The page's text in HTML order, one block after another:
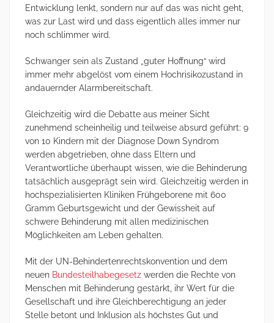
Entwicklung lenkt, sondern nur auf das was nicht geht,
was zur Last wird und dass eigentlich alles immer nur
noch schlimmer wird.
Schwanger sein als Zustand „guter Hoffnung“ wird
immer mehr abgelöst vom einem Hochrisikozustand in
andauernder Alarmbereitschaft.
Gleichzeitig wird die Debatte aus meiner Sicht
zunehmend scheinheilig und teilweise absurd geführt: 9
von 10 Kindern mit der Diagnose Down Syndrom
werden abgetrieben, ohne dass Eltern und
Verantwortliche überhaupt wissen, wie die Behinderung
tatsächlich ausgeprägt sein wird. Gleichzeitig werden in
hochspezialisierten Kliniken Frühgeborene mit 600
Gramm Geburtsgewicht und der Gewissheit auf
schwere Behinderung mit allen medizinischen
Möglichkeiten am Leben gehalten.
Mit der UN-Behindertenrechtskonvention und dem
neuen Bundesteilhabegesetz werden die Rechte von
Menschen mit Behinderung gestärkt, ihr Wert für die
Gesellschaft und ihre Gleichberechtigung an jeder
Stelle betont und Inklusion als höchstes Gut und